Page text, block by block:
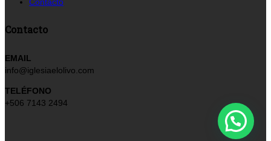
Contacto
EMAIL
info@iglesiaelolivo.com
TELÉFONO
+506 7143 2494